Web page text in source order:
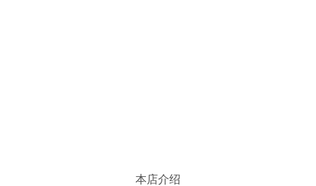
本店介绍